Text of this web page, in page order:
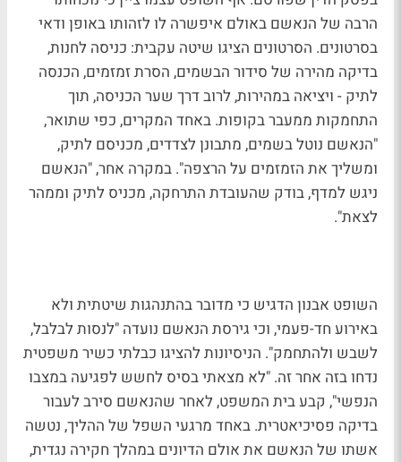
הרבה של הנאשם באולם איפשרה לו לזהותו באופן ודאי
בסרטונים. הסרטונים הציגו שיטה עקבית: כניסה לחנות,
בדיקה מהירה של סידור הבשמים, הסרת זמזמים, הכנסה
לתיק - ויציאה במהירות, לרוב דרך שער הכניסה, תוך
התחמקות ממעבר בקופות. באחד המקרים, כפי שתואר,
"הנאשם נוטל בשמים, מתבונן לצדדים, מכניסם לתיק,
ומשליך את הזמזמים על הרצפה". במקרה אחר, "הנאשם
ניגש למדף, בודק שהעובדת התרחקה, מכניס לתיק וממהר
לצאת".
השופט אבנון הדגיש כי מדובר בהתנהגות שיטתית ולא
באירוע חד-פעמי, וכי גירסת הנאשם נועדה "לנסות לבלבל,
לשבש ולהתחמק". הניסיונות להציגו כבלתי כשיר משפטית
נדחו בזה אחר זה. "לא מצאתי בסיס לחשש לפגיעה במצבו
הנפשי", קבע בית המשפט, לאחר שהנאשם סירב לעבור
בדיקה פסיכיאטרית. באחד מרגעי השפל של ההליך, נטשה
אשתו של הנאשם את אולם הדיונים במהלך חקירה נגדית,